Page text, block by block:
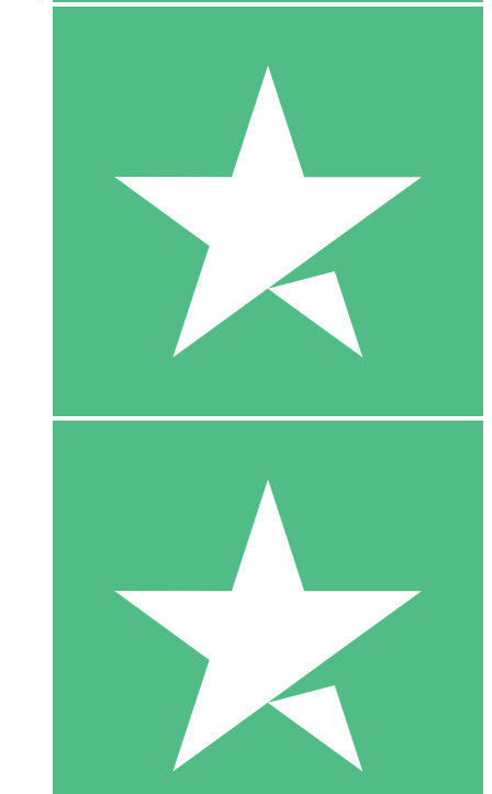
10 Téléchargements
20 00